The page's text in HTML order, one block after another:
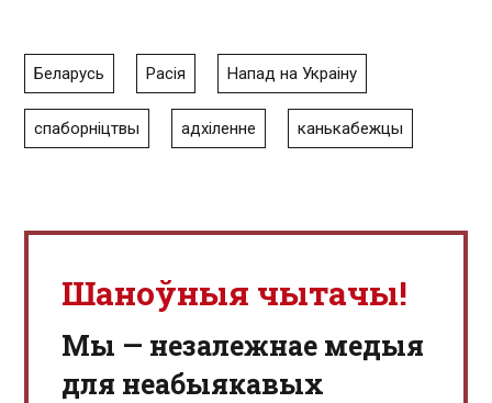
Беларусь Расія Напад на Украіну
спаборніцтвы адхіленне канькабежцы
Шаноўныя чытачы!
Мы — незалежнае медыя
для неабыякавых